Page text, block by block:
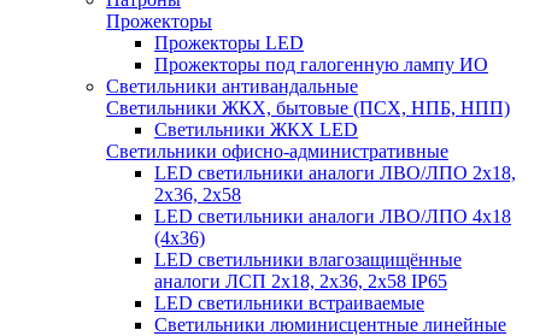
Прожекторы
Прожекторы LED
Прожекторы под галогенную лампу ИО
Светильники антивандальные
Светильники ЖКХ, бытовые (ПСХ, НПБ, НПП)
Светильники ЖКХ LED
Светильники офисно-административные
LED светильники аналоги ЛВО/ЛПО 2х18,
2х36, 2х58
LED светильники аналоги ЛВО/ЛПО 4х18
(4х36)
LED светильники влагозащищённые
аналоги ЛСП 2х18, 2х36, 2х58 IP65
LED светильники встраиваемые
Светильники люминисцентные линейные